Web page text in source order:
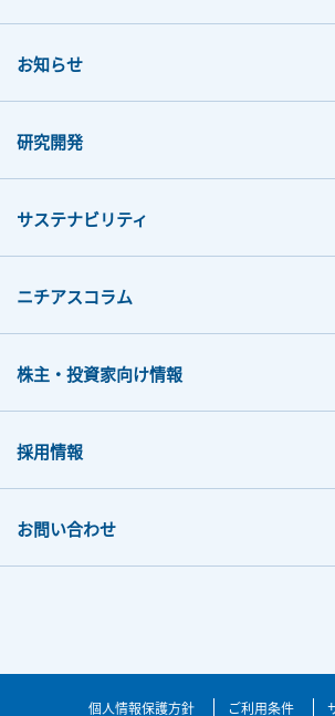
お知らせ
研究開発
サステナビリティ
ニチアスコラム
株主・投資家向け情報
採用情報
お問い合わせ
個人情報保護方針 ご利用条件